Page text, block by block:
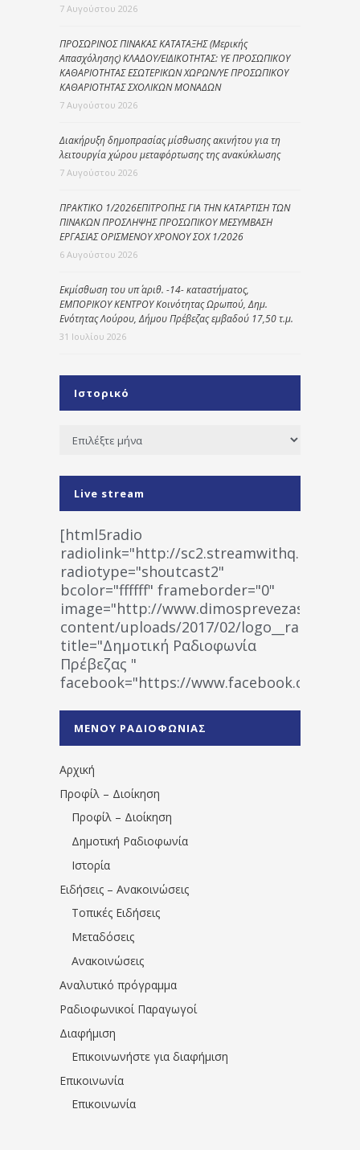
7 Αυγούστου 2026
ΠΡΟΣΩΡΙΝΟΣ ΠΙΝΑΚΑΣ ΚΑΤΑΤΑΞΗΣ (Μερικής
Απασχόλησης) ΚΛΑΔΟΥ/ΕΙΔΙΚΟΤΗΤΑΣ: ΥΕ ΠΡΟΣΩΠΙΚΟΥ
ΚΑΘΑΡΙΟΤΗΤΑΣ ΕΣΩΤΕΡΙΚΩΝ ΧΩΡΩΝ/ΥΕ ΠΡΟΣΩΠΙΚΟΥ
ΚΑΘΑΡΙΟΤΗΤΑΣ ΣΧΟΛΙΚΩΝ ΜΟΝΑΔΩΝ
7 Αυγούστου 2026
Διακήρυξη δημοπρασίας μίσθωσης ακινήτου για τη
λειτουργία χώρου μεταφόρτωσης της ανακύκλωσης
7 Αυγούστου 2026
ΠΡΑΚΤΙΚΟ 1/2026ΕΠΙΤΡΟΠΗΣ ΓΙΑ ΤΗΝ ΚΑΤΑΡΤΙΣΗ ΤΩΝ
ΠΙΝΑΚΩΝ ΠΡΟΣΛΗΨΗΣ ΠΡΟΣΩΠΙΚΟΥ ΜΕΣΥΜΒΑΣΗ
ΕΡΓΑΣΙΑΣ ΟΡΙΣΜΕΝΟΥ ΧΡΟΝΟΥ ΣΟΧ 1/2026
6 Αυγούστου 2026
Εκμίσθωση του υπ΄ αριθ. -14- καταστήματος,
ΕΜΠΟΡΙΚΟΥ ΚΕΝΤΡΟΥ Κοινότητας Ωρωπού, Δημ.
Ενότητας Λούρου, Δήμου Πρέβεζας εμβαδού 17,50 τ.μ.
31 Ιουλίου 2026
Ιστορικό
Ιστορικό
Live stream
[html5radio
radiolink="http://
radiotype="shoutcast2"
bcolor="ffffff" frameborder="0"
image="http://www.dimosprevezas.gr/wp-
content/uploads/2017/02/
title="Δημοτική Ραδιοφωνία
Πρέβεζας "
facebook="https://www.facebook.com/
1531194763766854/" artist="" ]
ΜΕΝΟΥ ΡΑΔΙΟΦΩΝΙΑΣ
Αρχική
Προφίλ – Διοίκηση
Προφίλ – Διοίκηση
Δημοτική Ραδιοφωνία
Ιστορία
Ειδήσεις – Ανακοινώσεις
Τοπικές Ειδήσεις
Μεταδόσεις
Ανακοινώσεις
Αναλυτικό πρόγραμμα
Ραδιοφωνικοί Παραγωγοί
Διαφήμιση
Επικοινωνήστε για διαφήμιση
Επικοινωνία
Επικοινωνία